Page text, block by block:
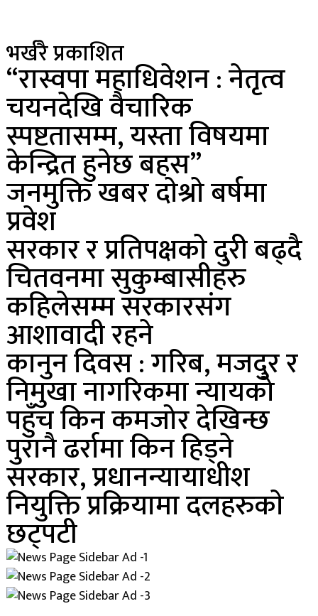
भर्खरै प्रकाशित
“रास्वपा महाधिवेशन : नेतृत्व
चयनदेखि वैचारिक
स्पष्टतासम्म, यस्ता विषयमा
केन्द्रित हुनेछ बहस”
जनमुक्ति खबर दाेश्राे बर्षमा
प्रवेश
सरकार र प्रतिपक्षकाे दुरी बढ्दै
चितवनमा सुकुम्बासीहरु
कहिलेसम्म सरकारसंग
आशावादी रहने
कानुन दिवस : गरिब, मजदुर र
निमुखा नागरिकमा न्यायको
पहुँच किन कमजोर देखिन्छ
पुरानै ढर्रामा किन हिड्ने
सरकार, प्रधानन्यायाधीश
नियुक्ति प्रक्रियामा दलहरुकाे
छट्पटी